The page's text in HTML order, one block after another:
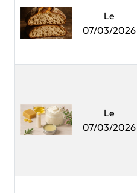
Le
07/03/2026
Le
07/03/2026